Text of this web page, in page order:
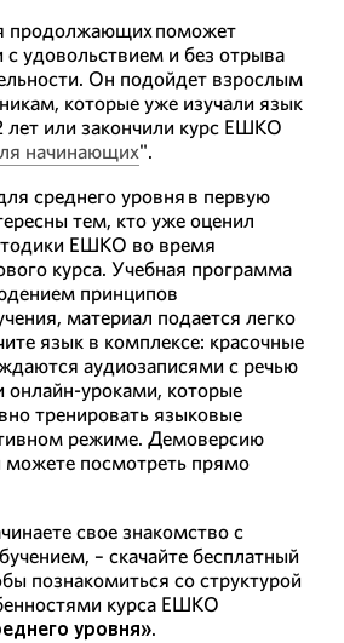
продолжающих поможет
с удовольствием и без отрыва
Он подойдет взрослым
которые уже изучали язык
лет или закончили курс ЕШКО
начинающих".
среднего уровня в первую
тем, кто уже оценил
ЕШКО во время
курса. Учебная программа
принципов
материал подается легко
язык в комплексе: красочные
аудиозаписями с речью
онлайн-уроками, которые
тренировать языковые
режиме. Демоверсию
можете посмотреть прямо
свое знакомство с
– скачайте бесплатный
познакомиться со структурой
курса ЕШКО
уровня».